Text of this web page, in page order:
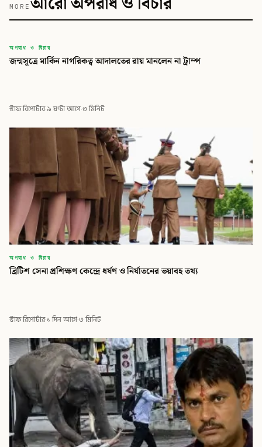
MORE
বিডি
বিডি গ্লোবাল টাইমস
অপরাধ ও বিচার
জন্মসূত্রে মার্কিন নাগরিকত্ব আদালতের রায় মানলেন না ট্রাম্প
স্টাফ রিপোর্টার·৯ ঘণ্টা আগে·৩ মিনিট
অপরাধ ও বিচার
ব্রিটিশ সেনা প্রশিক্ষণ কেন্দ্রে ধর্ষণ ও নির্যাতনের ভয়াবহ তথ্য
স্টাফ রিপোর্টার·১ দিন আগে·৩ মিনিট